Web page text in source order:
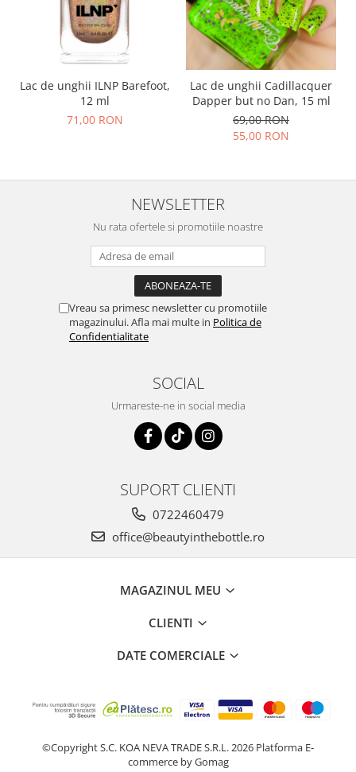
Lac de unghii ILNP Barefoot,
12 ml
71,00 RON
Lac de unghii Cadillacquer
Dapper but no Dan, 15 ml
69,00 RON
55,00 RON
NEWSLETTER
Nu rata ofertele si promotiile noastre
Vreau sa primesc newsletter cu promotiile
magazinului. Afla mai multe in Politica de
Confidentialitate
SOCIAL
Urmareste-ne in social media
SUPORT CLIENTI
0722460479
office@beautyinthebottle.ro
MAGAZINUL MEU
CLIENTI
DATE COMERCIALE
©Copyright S.C. KOA NEVA TRADE S.R.L. 2026 Platforma E-
commerce by Gomag